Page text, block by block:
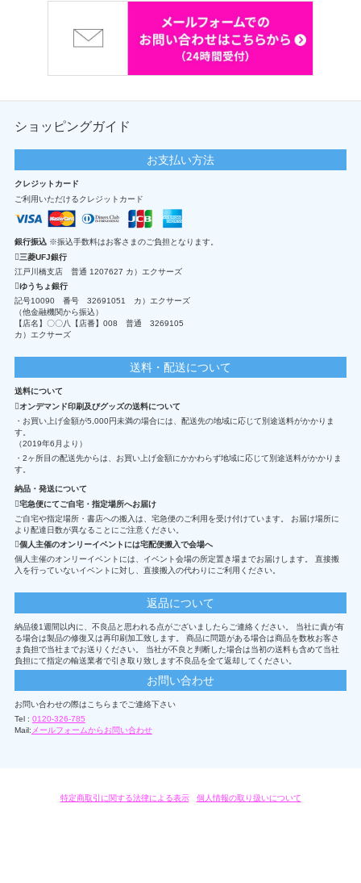
ショッピングガイド
お支払い方法
クレジットカード
ご利用いただけるクレジットカード
銀行振込 ※振込手数料はお客さまのご負担となります。
三菱UFJ銀行
江戸川橋支店 普通 1207627 カ）エクサーズ
ゆうちょ銀行
記号10090 番号 32691051 カ）エクサーズ
（他金融機関から振込）
【店名】〇〇八【店番】008 普通 3269105
カ）エクサーズ
送料・配送について
送料について
オンデマンド印刷及びグッズの送料について
・お買い上げ金額が5,000円未満の場合には、配送先の地域に応じて別途送料がかかりま
す。
（2019年6月より）
・2ヶ所目の配送先からは、お買い上げ金額にかかわらず地域に応じて別途送料がかかりま
す。
納品・発送について
宅急便にてご自宅・指定場所へお届け
ご自宅や指定場所・書店への搬入は、宅急便のご利用を受け付けています。 お届け場所に
より配達日数が異なることにご注意ください。
個人主催のオンリーイベントには宅配便搬入で会場へ
個人主催のオンリーイベントには、イベント会場の所定置き場までお届けします。 直接搬
入を行っていないイベントに対し、直接搬入の代わりにご利用ください。
返品について
納品後1週間以内に、不良品と思われる点がございましたらご連絡ください。 当社に責が有
る場合は製品の修復又は再印刷加工致します。 商品に問題がある場合は商品を数枚お客さ
ま負担で当社までお送りください。 当社が不良と判断した場合は当初の送料も含めて当社
負担にて指定の輸送業者で引き取り致します不良品を全て返却してください。
お問い合わせ
お問い合わせの際はこちらまでご連絡下さい
Tel : 0120-326-785
Mail: メールフォームからお問い合わせ
特定商取引に関する法律による表示/ 個人情報の取り扱いについて